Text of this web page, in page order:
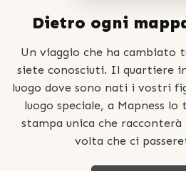
Dietro ogni
Un viaggio che ha cambiato
siete conosciuti. Il quartiere
luogo dove sono nati i vostri
luogo speciale, a Mapness
stampa unica che
volta che ci